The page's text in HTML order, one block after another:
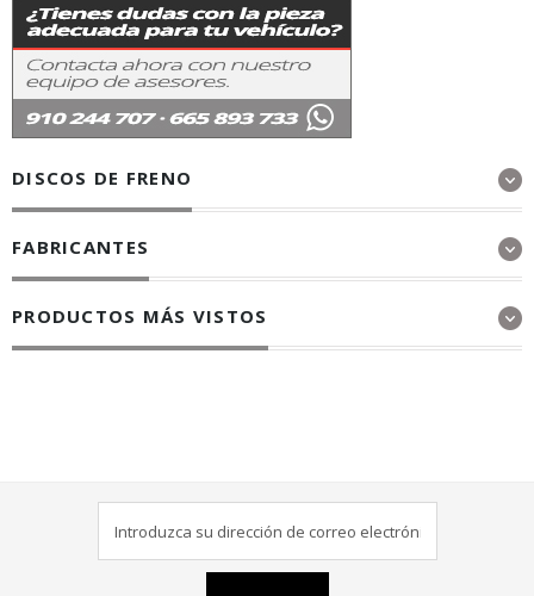
DISCOS DE FRENO
FABRICANTES
PRODUCTOS MÁS VISTOS